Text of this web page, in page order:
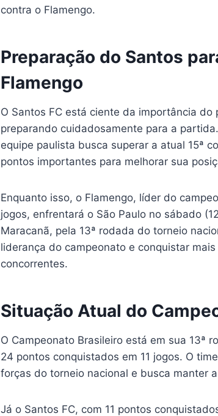
contra o Flamengo.
Preparação do Santos
Flamengo
O Santos FC está ciente da importância
preparando cuidadosamente para a
equipe paulista busca superar a atual 15ª
pontos importantes para melhorar sua
Enquanto isso, o Flamengo, líder do
jogos, enfrentará o São Paulo no sábado
Maracanã, pela 13ª rodada do torneio
liderança do campeonato e conquistar
concorrentes.
Situação Atual do
O Campeonato Brasileiro está em sua 13ª
24 pontos conquistados em 11 jogos. O
forças do torneio nacional e busca manter
Já o Santos FC, com 11 pontos